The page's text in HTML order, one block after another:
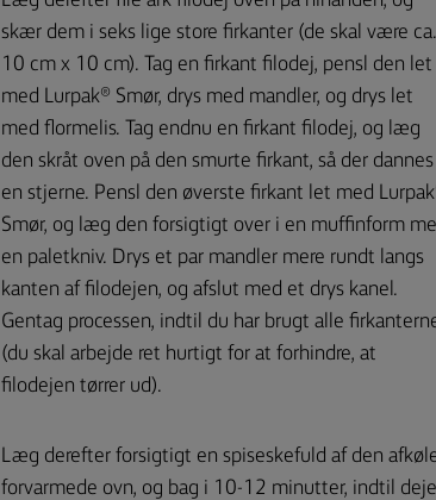
skær dem i seks lige store firkanter (de skal være ca.
10 cm x 10 cm). Tag en firkant filodej, pensl den let
med Lurpak® Smør, drys med mandler, og drys let
med flormelis. Tag endnu en firkant filodej, og læg
den skråt oven på den smurte firkant, så der dannes
en stjerne. Pensl den øverste firkant let med
Smør, og læg den forsigtigt over i en muffinform
en paletkniv. Drys et par mandler mere rundt langs
kanten af filodejen, og afslut med et drys kanel.
Gentag processen, indtil du har brugt alle
(du skal arbejde ret hurtigt for at forhindre, at
filodejen tørrer ud).
Læg derefter forsigtigt en spiseskefuld af den
forvarmede ovn, og bag i 10-12 minutter, indtil